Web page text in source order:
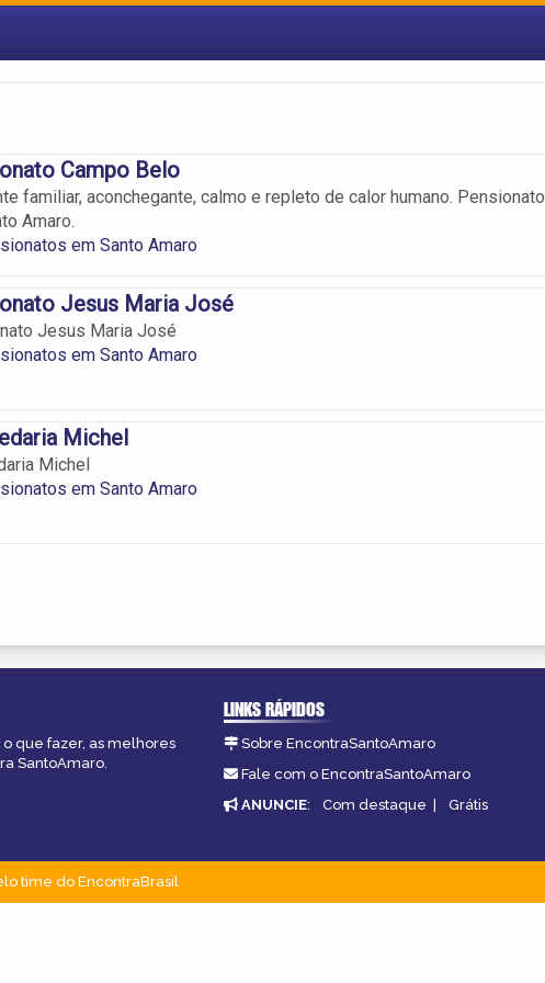
Campo Belo
familiar, aconchegante, calmo e repleto de calor humano. Pensionato
Amaro.
em Santo Amaro
Jesus Maria José
Jesus Maria José
em Santo Amaro
Michel
Michel
em Santo Amaro
que fazer, as melhores
SantoAmaro.
LINKS RÁPIDOS
Sobre EncontraSantoAmaro
Fale com o EncontraSantoAmaro
ANUNCIE: Com destaque | Grátis
time do EncontraBrasil